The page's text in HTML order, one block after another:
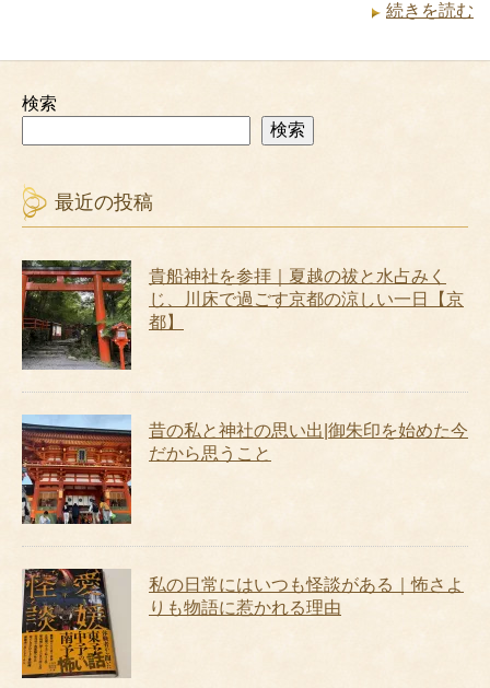
続きを読む
検索
検索
最近の投稿
貴船神社を参拝｜夏越の祓と水占みく
じ、川床で過ごす京都の涼しい一日【京
都】
昔の私と神社の思い出|御朱印を始めた今
だから思うこと
私の日常にはいつも怪談がある｜怖さよ
りも物語に惹かれる理由